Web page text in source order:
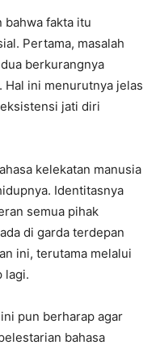
bahwa fakta itu
Pertama, masalah
berkurangnya
Hal ini menurutnya jelas
jati diri
kelekatan manusia
Identitasnya
semua pihak
di garda terdepan
ini, terutama melalui
lagi.
pun berharap agar
bahasa